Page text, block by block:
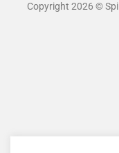
Copyright 2026 ©